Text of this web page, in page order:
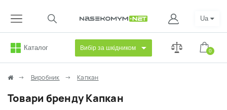
Каталог Вибір за шкідником 0
Ua
Виробник Капкан
Товари бренду Капкан